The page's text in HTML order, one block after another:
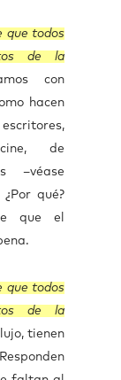
que todos
de la
con
hacen
de
–véase
qué?
que el
que todos
de la
tienen